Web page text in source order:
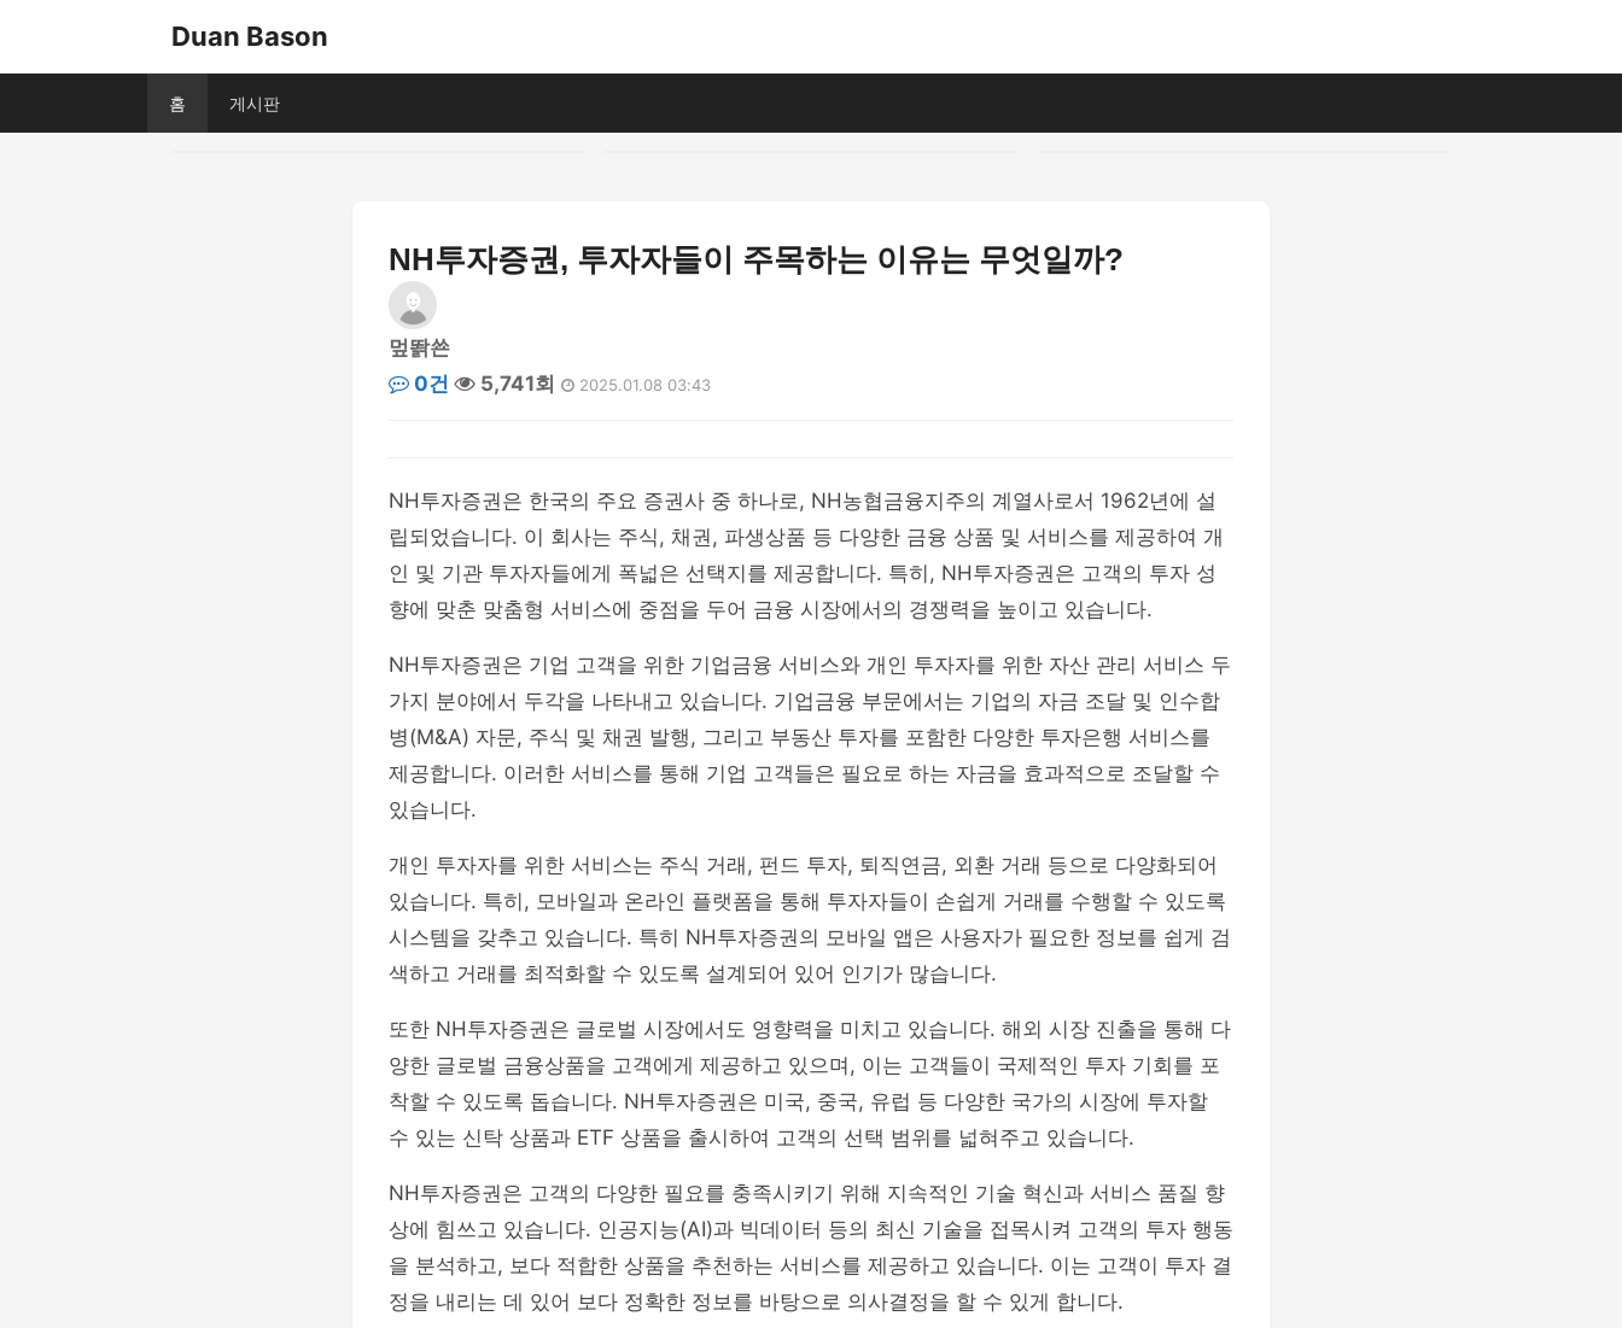
Duan Bason
홈 게시판
NH투자증권, 투자자들이 주목하는 이유는 무엇일까?
멒똵쑌
0건
5,741회 2025.01.08 03:43
NH투자증권은 한국의 주요 증권사 중 하나로, NH농협금융지주의 계열사로서 1962년에 설
립되었습니다. 이 회사는 주식, 채권, 파생상품 등 다양한 금융 상품 및 서비스를 제공하여 개
인 및 기관 투자자들에게 폭넓은 선택지를 제공합니다. 특히, NH투자증권은 고객의 투자 성
향에 맞춘 맞춤형 서비스에 중점을 두어 금융 시장에서의 경쟁력을 높이고 있습니다.
NH투자증권은 기업 고객을 위한 기업금융 서비스와 개인 투자자를 위한 자산 관리 서비스 두
가지 분야에서 두각을 나타내고 있습니다. 기업금융 부문에서는 기업의 자금 조달 및 인수합
병(M&A) 자문, 주식 및 채권 발행, 그리고 부동산 투자를 포함한 다양한 투자은행 서비스를
제공합니다. 이러한 서비스를 통해 기업 고객들은 필요로 하는 자금을 효과적으로 조달할 수
있습니다.
개인 투자자를 위한 서비스는 주식 거래, 펀드 투자, 퇴직연금, 외환 거래 등으로 다양화되어
있습니다. 특히, 모바일과 온라인 플랫폼을 통해 투자자들이 손쉽게 거래를 수행할 수 있도록
시스템을 갖추고 있습니다. 특히 NH투자증권의 모바일 앱은 사용자가 필요한 정보를 쉽게 검
색하고 거래를 최적화할 수 있도록 설계되어 있어 인기가 많습니다.
또한 NH투자증권은 글로벌 시장에서도 영향력을 미치고 있습니다. 해외 시장 진출을 통해 다
양한 글로벌 금융상품을 고객에게 제공하고 있으며, 이는 고객들이 국제적인 투자 기회를 포
착할 수 있도록 돕습니다. NH투자증권은 미국, 중국, 유럽 등 다양한 국가의 시장에 투자할
수 있는 신탁 상품과 ETF 상품을 출시하여 고객의 선택 범위를 넓혀주고 있습니다.
NH투자증권은 고객의 다양한 필요를 충족시키기 위해 지속적인 기술 혁신과 서비스 품질 향
상에 힘쓰고 있습니다. 인공지능(AI)과 빅데이터 등의 최신 기술을 접목시켜 고객의 투자 행동
을 분석하고, 보다 적합한 상품을 추천하는 서비스를 제공하고 있습니다. 이는 고객이 투자 결
정을 내리는 데 있어 보다 정확한 정보를 바탕으로 의사결정을 할 수 있게 합니다.